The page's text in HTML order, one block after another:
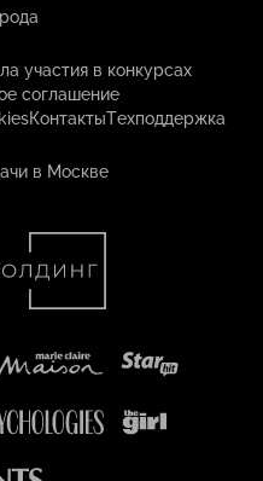
участия в конкурсах
соглашение
КонтактыТехподдержка
в Москве